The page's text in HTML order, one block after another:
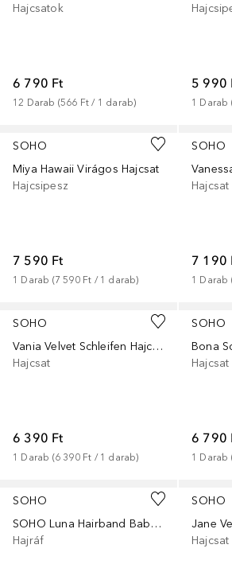
Hajcsatok
6 790 Ft
12 Darab (566 Ft / 1 darab)
5 990
1 Darab
SOHO
Miya Hawaii Virágos Hajcsat
Hajcsipesz
7 590 Ft
1 Darab (7 590 Ft / 1 darab)
SOHO
Hajcsat
7 190
1 Darab
SOHO
Vania Velvet Schleifen Hajcsat
Hajcsat
6 390 Ft
1 Darab (6 390 Ft / 1 darab)
SOHO
Hajcsat
6 790
1 Darab
+1
SOHO
SOHO Luna Hairband Baby Pink Hajpant
Hajráf
SOHO
Jane
Hajcsat